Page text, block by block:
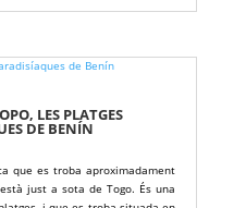
LES PLATGES
DE BENÍN
que es troba aproximadament
just a sota de Togo. És una